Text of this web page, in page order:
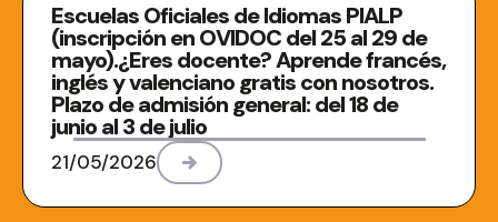
Escuelas Oficiales de Idiomas PIALP
(inscripción en OVIDOC del 25 al 29 de
mayo).¿Eres docente? Aprende francés,
inglés y valenciano gratis con nosotros.
Plazo de admisión general: del 18 de
junio al 3 de julio
21/05/2026